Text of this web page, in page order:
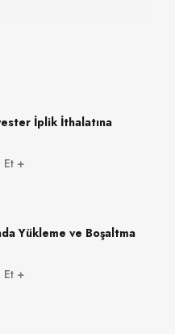
İplik İthalatına
Et
Yükleme ve Boşaltma
Et